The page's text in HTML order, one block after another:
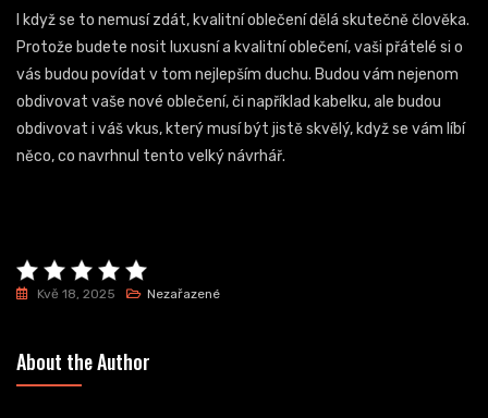
I když se to nemusí zdát, kvalitní oblečení dělá skutečně člověka.
Protože budete nosit luxusní a kvalitní oblečení, vaši přátelé si o
vás budou povídat v tom nejlepším duchu. Budou vám nejenom
obdivovat vaše nové oblečení, či například kabelku, ale budou
obdivovat i váš vkus, který musí být jistě skvělý, když se vám líbí
něco, co navrhnul tento velký návrhář.
Kvě 18, 2025 Nezařazené
About the Author